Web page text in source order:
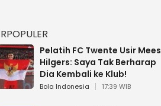
Pelatih FC Twente Usir Mees
Hilgers: Saya Tak Berharap
Dia Kembali ke Klub!
Bola Indonesia 17:39 WIB